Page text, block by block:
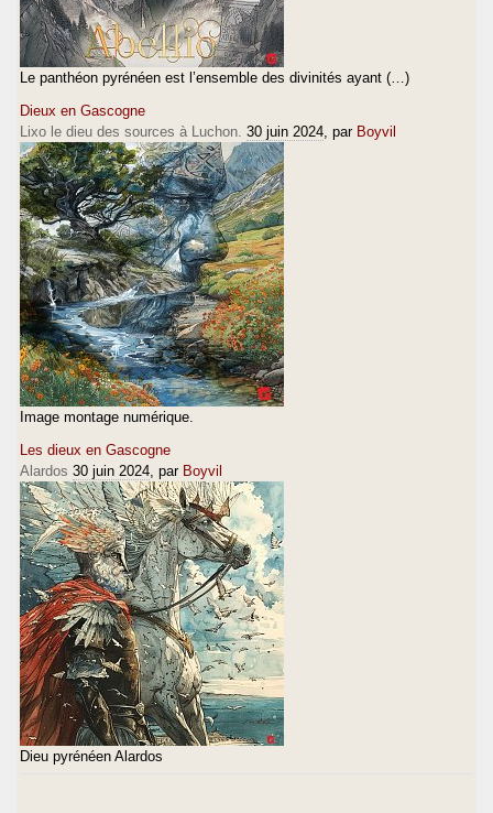
Le panthéon pyrénéen est l’ensemble des divinités ayant (…)
Dieux en Gascogne
Lixo le dieu des sources à Luchon. 30 juin 2024 , par Boyvil
Image montage numérique.
Les dieux en Gascogne
Alardos 30 juin 2024 , par Boyvil
Dieu pyrénéen Alardos